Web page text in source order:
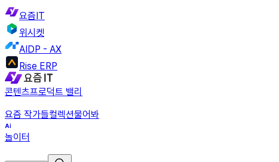
요즘IT
위시켓
AIDP - AX
Rise ERP
콘텐츠프로덕트 밸리
요즘 작가들컬렉션물어봐
놀이터